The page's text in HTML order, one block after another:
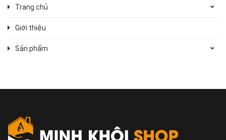
Trang chủ
Giới thiệu
Sản phẩm